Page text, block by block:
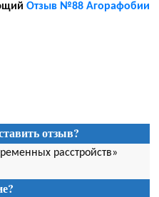
Отзыв №88 Агорафобии
отзыв?
расстройств»